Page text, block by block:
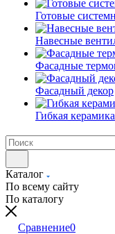
Готовые
Навесные
Фасадные
Фасадный декор
Гибкая керамика
Каталог
По всему сайту
По каталогу
Сравнение0